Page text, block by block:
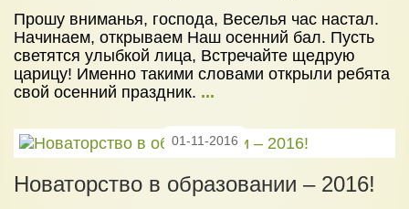
Прошу вниманья, господа, Веселья час настал.
Начинаем, открываем Наш осенний бал. Пусть
светятся улыбкой лица, Встречайте щедрую
царицу! Именно такими словами открыли ребята
свой осенний праздник. ...
01-11-2016
Новаторство в образовании – 2016!